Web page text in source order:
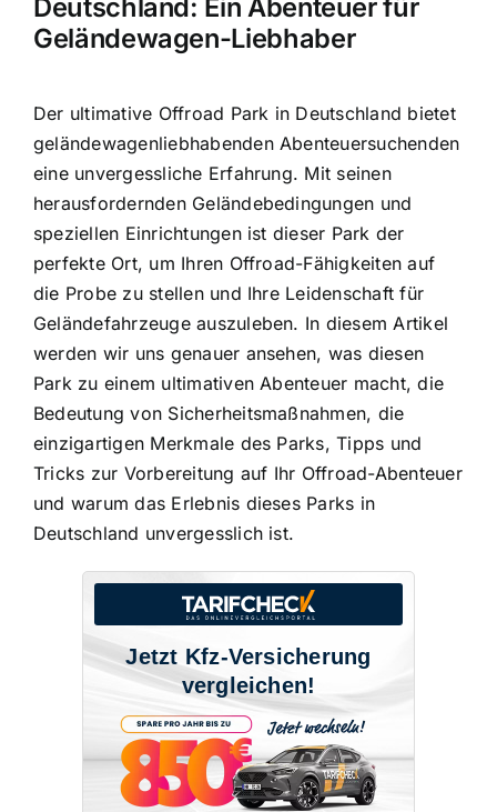
Deutschland: Ein Abenteuer für
Geländewagen-Liebhaber
Der ultimative Offroad Park in Deutschland bietet
geländewagenliebhabenden Abenteuersuchenden
eine unvergessliche Erfahrung. Mit seinen
herausfordernden Geländebedingungen und
speziellen Einrichtungen ist dieser Park der
perfekte Ort, um Ihren Offroad-Fähigkeiten auf
die Probe zu stellen und Ihre Leidenschaft für
Geländefahrzeuge auszuleben. In diesem Artikel
werden wir uns genauer ansehen, was diesen
Park zu einem ultimativen Abenteuer macht, die
Bedeutung von Sicherheitsmaßnahmen, die
einzigartigen Merkmale des Parks, Tipps und
Tricks zur Vorbereitung auf Ihr Offroad-Abenteuer
und warum das Erlebnis dieses Parks in
Deutschland unvergesslich ist.
Jetzt Kfz-Versicherung
vergleichen!